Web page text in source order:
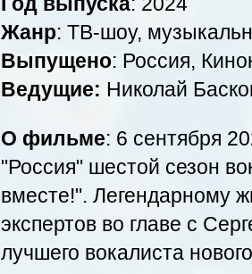
Жанр: ТВ-шоу,
Выпущено: Россия,
Ведущие: Николай
О фильме: 6 сентября
"Россия" шестой сезон
вместе!". Легендарному
экспертов во главе с
лучшего вокалиста